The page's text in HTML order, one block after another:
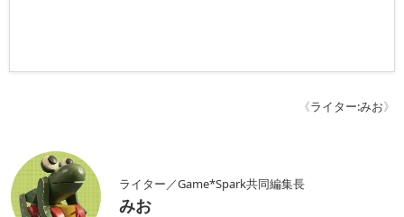
《ライター:みお》
ライター／Game*Spark共同編集長
みお